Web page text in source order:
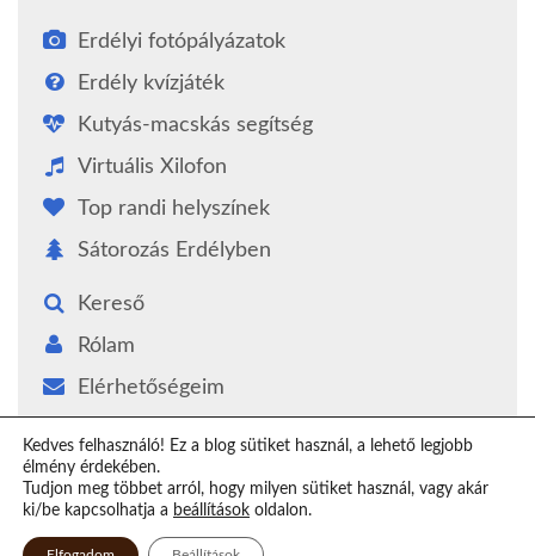
Erdélyi fotópályázatok
Erdély kvízjáték
Kutyás-macskás segítség
Virtuális Xilofon
Top randi helyszínek
Sátorozás Erdélyben
Kereső
Rólam
Elérhetőségeim
Epilógus
Kedves felhasználó! Ez a blog sütiket használ, a lehető legjobb
élmény érdekében.
Tudjon meg többet arról, hogy milyen sütiket használ, vagy akár
ki/be kapcsolhatja a beállítások oldalon.